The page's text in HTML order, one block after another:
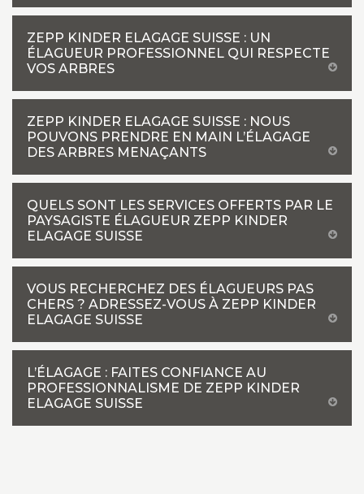
ZEPP KINDER ELAGAGE SUISSE : UN
ÉLAGUEUR PROFESSIONNEL QUI RESPECTE
VOS ARBRES
ZEPP KINDER ELAGAGE SUISSE : NOUS
POUVONS PRENDRE EN MAIN L’ÉLAGAGE
DES ARBRES MENAÇANTS
QUELS SONT LES SERVICES OFFERTS PAR LE
PAYSAGISTE ÉLAGUEUR ZEPP KINDER
ELAGAGE SUISSE
VOUS RECHERCHEZ DES ÉLAGUEURS PAS
CHERS ? ADRESSEZ-VOUS À ZEPP KINDER
ELAGAGE SUISSE
L’ÉLAGAGE : FAITES CONFIANCE AU
PROFESSIONNALISME DE ZEPP KINDER
ELAGAGE SUISSE